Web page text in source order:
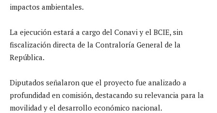
impactos ambientales.
La ejecución estará a cargo del Conavi y el BCIE, sin
fiscalización directa de la Contraloría General de la
República.
Diputados señalaron que el proyecto fue analizado a
profundidad en comisión, destacando su relevancia para la
movilidad y el desarrollo económico nacional.